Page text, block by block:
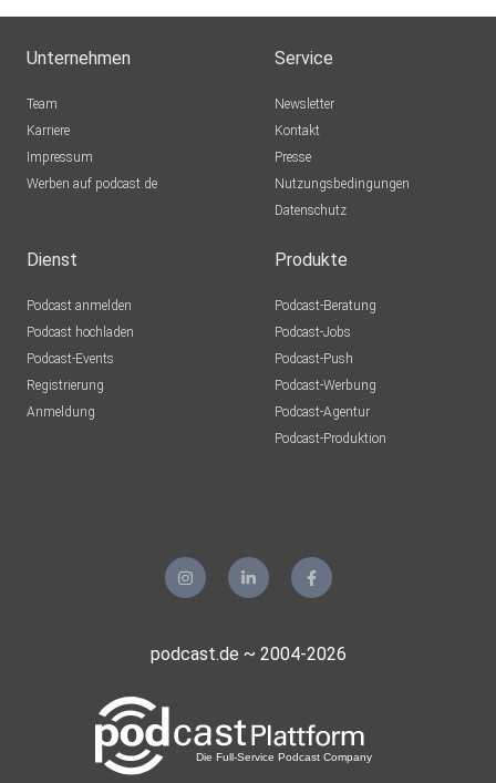
Unternehmen
Team
Karriere
Impressum
Werben auf podcast.de
Service
Newsletter
Kontakt
Presse
Nutzungsbedingungen
Datenschutz
Dienst
Podcast anmelden
Podcast hochladen
Podcast-Events
Registrierung
Anmeldung
Produkte
Podcast-Beratung
Podcast-Jobs
Podcast-Push
Podcast-Werbung
Podcast-Agentur
Podcast-Produktion
podcast.de ~ 2004-2026